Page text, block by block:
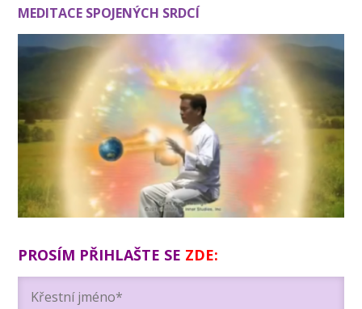
MEDITACE SPOJENÝCH SRDCÍ
PROSÍM PŘIHLAŠTE SE ZDE: